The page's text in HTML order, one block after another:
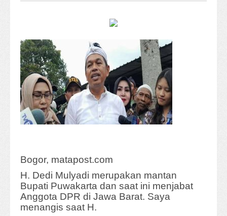
Bogor, matapost.com
H. Dedi Mulyadi merupakan mantan
Bupati Puwakarta dan saat ini menjabat
Anggota DPR di Jawa Barat. Saya
menangis saat H.